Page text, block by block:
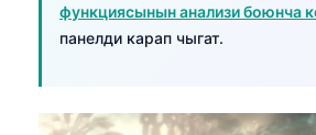
функциясынын анализи боюнча
панелди карап чыгат.
Ελληνικά
Română
简体中文